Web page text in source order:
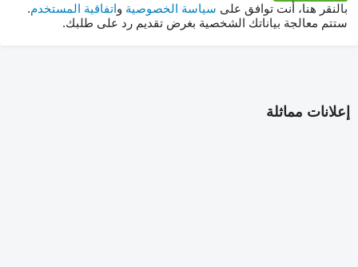
بالنقر هنا، أنت توافق على سياسة الخصوصية واتفاقية المستخدم.
ستتم معالجة بياناتك الشخصية بغرض تقديم رد على طلبك.
إعلانات مماثلة